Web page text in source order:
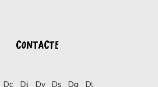
CONTACTE
Dc
Dj
Dv Ds
Dg
Dl